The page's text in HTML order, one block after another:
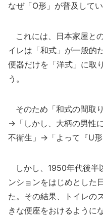
なぜ「O形」が普及して
これには、日本家屋と
イレは「和式」が一般的
便器だけを「洋式」に取
う。
そのため「和式の間取
→「しかし、大柄の男性
不衛生」→「よって『U形
しかし、1950年代後半
ンションをはじめとした
た。その結果、トイレの
きな便座をおけるように